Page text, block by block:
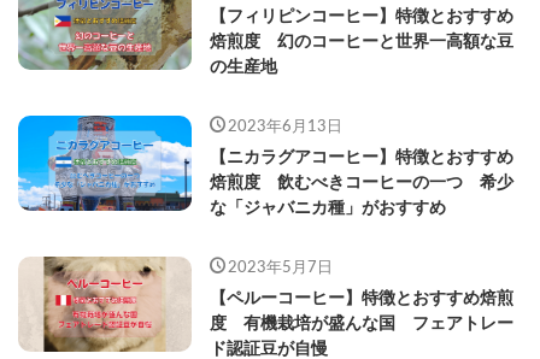
【フィリピンコーヒー】特徴とおすすめ
焙煎度 幻のコーヒーと世界一高額な豆
の生産地
2023年6月13日
【ニカラグアコーヒー】特徴とおすすめ
焙煎度 飲むべきコーヒーの一つ 希少
な「ジャバニカ種」がおすすめ
2023年5月7日
【ペルーコーヒー】特徴とおすすめ焙煎
度 有機栽培が盛んな国 フェアトレー
ド認証豆が自慢